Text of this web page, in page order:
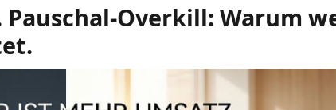
Overkill: Warum